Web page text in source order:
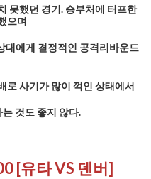
못했던 경기. 승부처에 터프한
으며
대에게 결정적인 공격리바운드
로 사기가 많이 꺽인 상태에서
것도 좋지 않다.
[유타 VS 덴버]